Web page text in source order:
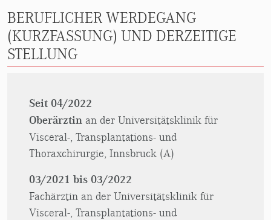
BERUFLICHER WERDEGANG
(KURZFASSUNG) UND DERZEITIGE
STELLUNG
Seit 04/2022
Oberärztin an der Universitätsklinik für
Visceral-, Transplantations- und
Thoraxchirurgie, Innsbruck (A)
03/2021 bis 03/2022
Fachärztin an der Universitätsklinik für
Visceral-, Transplantations- und